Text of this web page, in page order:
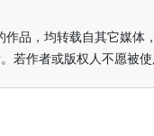
作品，均转载自其它媒
若作者或版权人不愿被使